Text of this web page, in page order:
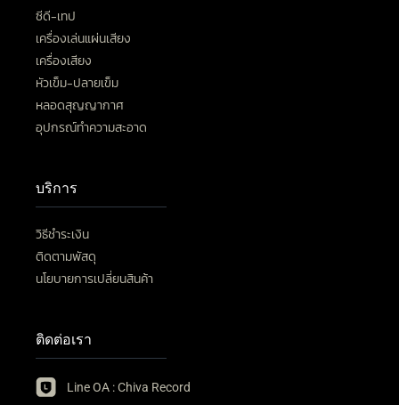
ซีดี-เทป
เครื่องเล่นแผ่นเสียง
เครื่องเสียง
หัวเข็ม-ปลายเข็ม
หลอดสุญญากาศ
อุปกรณ์ทำความสะอาด
บริการ
วิธีชำระเงิน
ติดตามพัสดุ
นโยบายการเปลี่ยนสินค้า
ติดต่อเรา
Line OA : Chiva Record